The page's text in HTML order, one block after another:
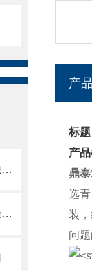
加工中心钢板防护罩有良好的耐腐蚀性，能在各种环境下长时间使用
加工中心钢板防护罩的结构特点与操作维护方式
产
标
产
鼎
选
装
问